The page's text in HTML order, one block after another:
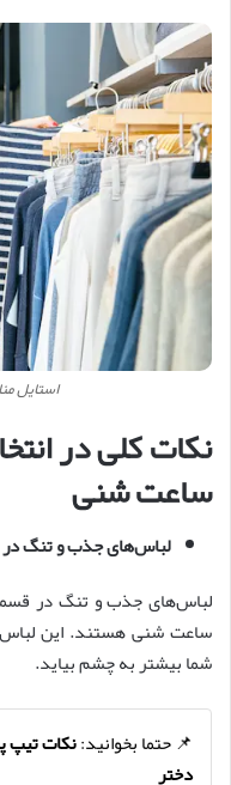
استایل
نکات کلی در
ساعت شنی
لباس‌های جذب و تنگ
لباس‌های جذب و تنگ در
ساعت شنی هستند. این
شما بیشتر به چشم بیاید.
📌 حتما بخوانید:نکات تیپ
دختر